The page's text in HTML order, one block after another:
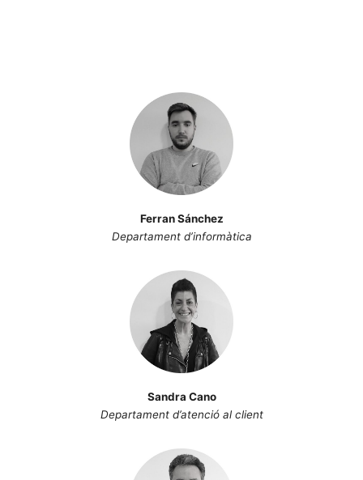
Ferran Sánchez
Departament d’informàtica
Sandra Cano
Departament d’atenció al client